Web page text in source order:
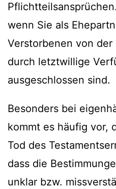
wenn Sie als
Verstorbenen von
durch letztwillige
ausgeschlossen sind.
Besonders bei
kommt es häufig vor,
Tod des
dass die
unklar bzw.